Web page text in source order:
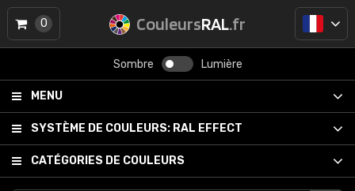
CouleursRAL.fr
Sombre Lumière
MENU
SYSTÈME DE COULEURS: RAL EFFECT
CATÉGORIES DE COULEURS
0